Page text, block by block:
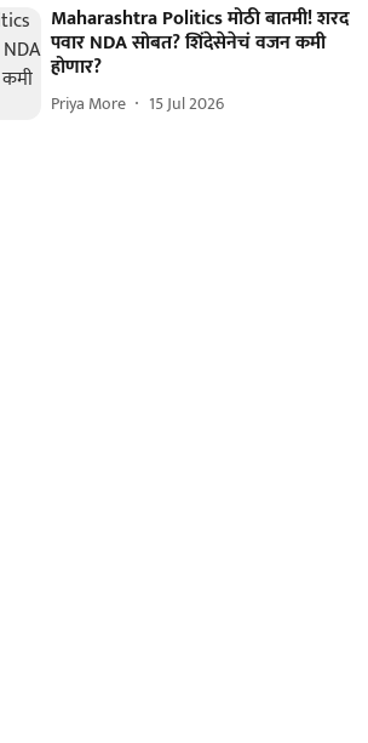
Maharashtra Politics मोठी बातमी! शरद
पवार NDA सोबत? शिंदेसेनेचं वजन कमी
होणार?
Priya More 15 Jul 2026